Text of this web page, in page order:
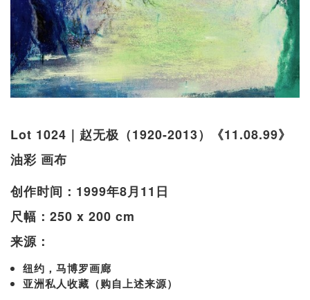
Lot 1024｜赵无极（1920-2013）《11.08.99》
油彩 画布
创作时间：1999年8月11日
尺幅：250 x 200 cm
来源：
纽约，马博罗画廊
亚洲私人收藏（购自上述来源）